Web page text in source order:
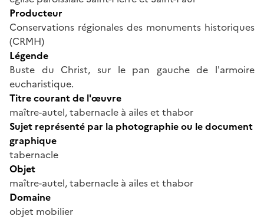
Producteur
Conservations régionales des monuments historiques
(CRMH)
Légende
Buste du Christ, sur le pan gauche de l'armoire
eucharistique.
Titre courant de l'œuvre
maître-autel, tabernacle à ailes et thabor
Sujet représenté par la photographie ou le document
graphique
tabernacle
Objet
maître-autel, tabernacle à ailes et thabor
Domaine
objet mobilier